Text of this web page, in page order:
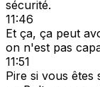
sécurité.
11:46
Et ça, ça peut
on n'est pas
11:51
Pire si vous êtes